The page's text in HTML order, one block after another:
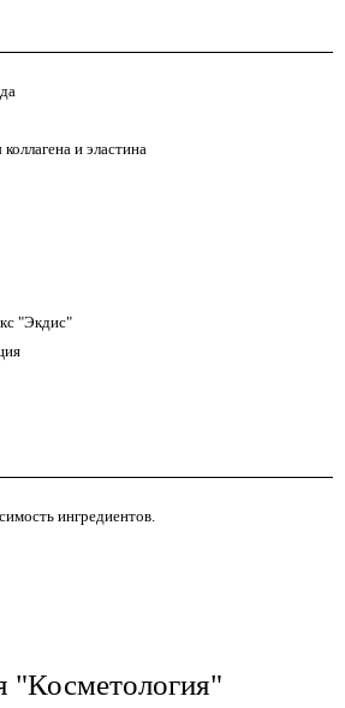
и эластина
"Экдис"
ингредиентов.
"Косметология"